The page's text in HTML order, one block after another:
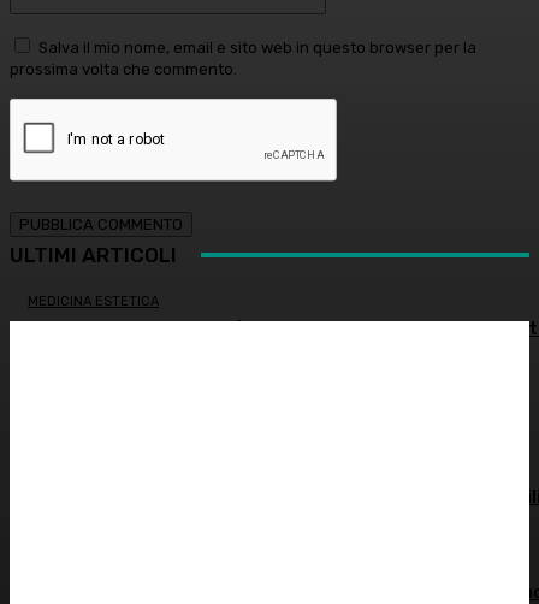
Salva il mio nome, email e sito web in questo browser per la
prossima volta che commento.
ULTIMI ARTICOLI
MEDICINA ESTETICA
Restituire luce e vitalità allo sguardo, tra medicina
Spesa farmaceutica: +6% in un anno, in Italia sale a 39
Alimentazione nei mesi caldi: come sostenere